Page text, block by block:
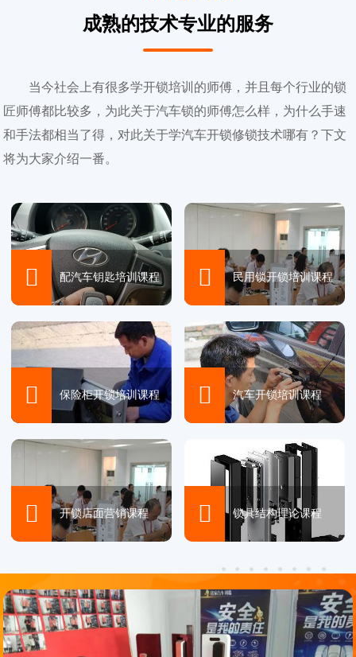
成熟的技术专业的服务
当今社会上有很多学开锁培训的师傅，并且每个行业的锁
匠师傅都比较多，为此关于汽车锁的师傅怎么样，为什么手速
和手法都相当了得，对此关于学汽车开锁修锁技术哪有？下文
将为大家介绍一番。
 配汽车钥匙培训课程  民用锁开锁培训课程
 保险柜开锁培训课程  汽车开锁培训课程
 开锁店面营销课程  锁具结构理论课程